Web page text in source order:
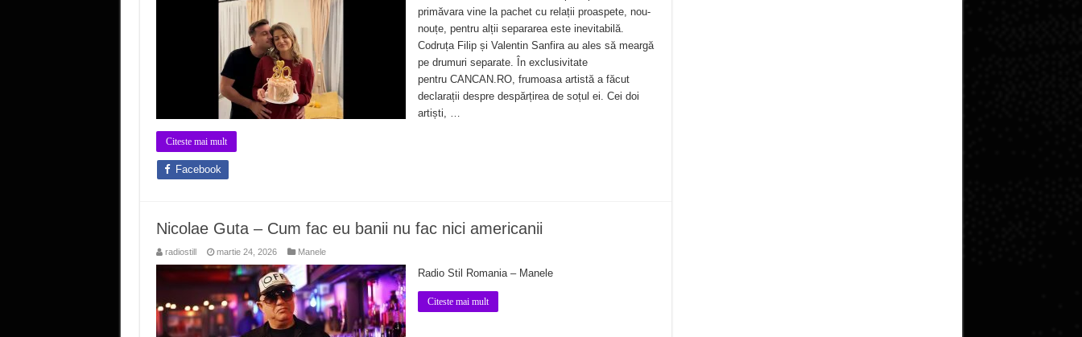
primăvara vine la pachet cu relații proaspete, nou-
nouțe, pentru alții separarea este inevitabilă.
Codruța Filip și Valentin Sanfira au ales să meargă
pe drumuri separate. În exclusivitate
pentru CANCAN.RO, frumoasa artistă a făcut
declarații despre despărțirea de soțul ei. Cei doi
artiști, …
Citeste mai mult
Facebook
Nicolae Guta – Cum fac eu banii nu fac nici americanii
radiostill martie 24, 2026 Manele
Radio Stil Romania – Manele
Citeste mai mult